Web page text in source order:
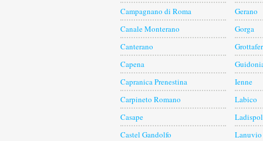
Campagnano di Roma
Canale Monterano
Canterano
Capena
Capranica Prenestina
Carpineto Romano
Casape
Castel Gandolfo
Gerano
Gorga
Ienne
Labico
Lanuvio